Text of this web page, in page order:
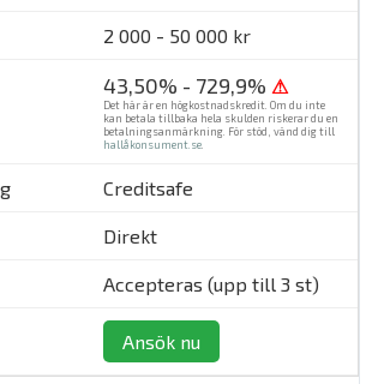
2 000 - 50 000 kr
43,50% - 729,9% ⚠
Det här är en högkostnadskredit. Om du inte
kan betala tillbaka hela skulden riskerar du en
betalningsanmärkning. För stöd, vänd dig till
hallåkonsument.se
Creditsafe
Direkt
Accepteras (upp till 3 st)
Ansök nu